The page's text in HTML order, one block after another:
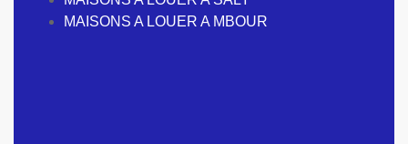
MAISONS A LOUER A MBOUR